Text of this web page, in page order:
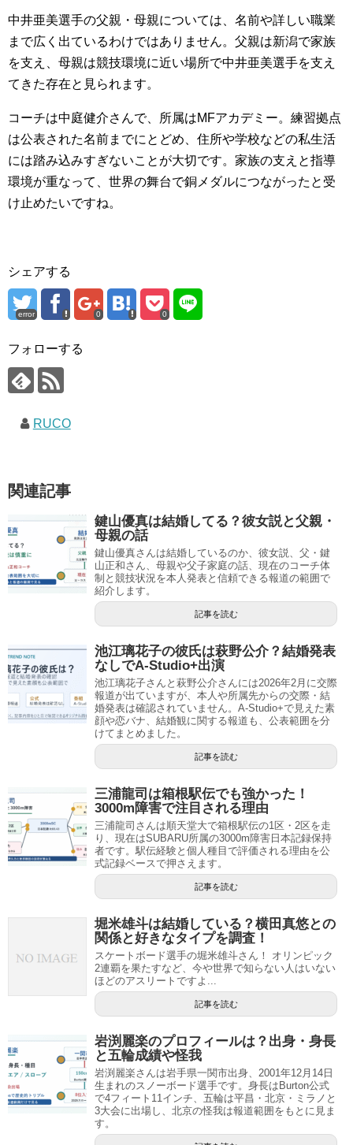
中井亜美選手の父親・母親については、名前や詳しい職業
まで広く出ているわけではありません。父親は新潟で家族
を支え、母親は競技環境に近い場所で中井亜美選手を支え
てきた存在と見られます。
コーチは中庭健介さんで、所属はMFアカデミー。練習拠点
は公表された名前までにとどめ、住所や学校などの私生活
には踏み込みすぎないことが大切です。家族の支えと指導
環境が重なって、世界の舞台で銅メダルにつながったと受
け止めたいですね。
シェアする
error 0 0
フォローする
RUCO
関連記事
鍵山優真は結婚してる？彼女説と父親・
母親の話
鍵山優真さんは結婚しているのか、彼女説、父・鍵
山正和さん、母親や父子家庭の話、現在のコーチ体
制と競技状況を本人発表と信頼できる報道の範囲で
紹介します。
記事を読む
池江璃花子の彼氏は萩野公介？結婚発表
なしでA-Studio+出演
池江璃花子さんと萩野公介さんには2026年2月に交際
報道が出ていますが、本人や所属先からの交際・結
婚発表は確認されていません。A-Studio+で見えた素
顔や恋バナ、結婚観に関する報道も、公表範囲を分
けてまとめました。
記事を読む
三浦龍司は箱根駅伝でも強かった！
3000m障害で注目される理由
三浦龍司さんは順天堂大で箱根駅伝の1区・2区を走
り、現在はSUBARU所属の3000m障害日本記録保持
者です。駅伝経験と個人種目で評価される理由を公
式記録ベースで押さえます。
記事を読む
堀米雄斗は結婚している？横田真悠との
関係と好きなタイプを調査！
スケートボード選手の堀米雄斗さん！ オリンピック
2連覇を果たすなど、今や世界で知らない人はいない
ほどのアスリートですよ...
記事を読む
岩渕麗楽のプロフィールは？出身・身長
と五輪成績や怪我
岩渕麗楽さんは岩手県一関市出身、2001年12月14日
生まれのスノーボード選手です。身長はBurton公式
で4フィート11インチ、五輪は平昌・北京・ミラノと
3大会に出場し、北京の怪我は報道範囲をもとに見ま
す。